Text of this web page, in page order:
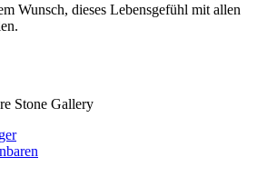
Wunsch, dieses Lebensgefühl mit allen
Stone Gallery